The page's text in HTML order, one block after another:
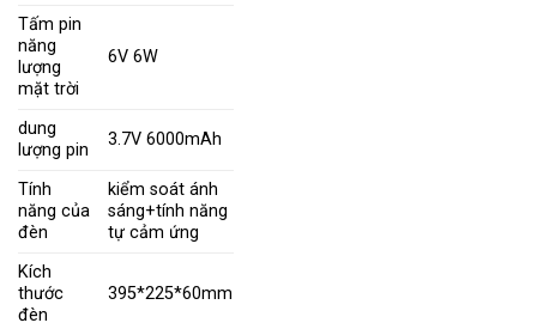
Tấm pin
năng
lượng
mặt trời
6V 6W
dung
lượng pin
3.7V 6000mAh
Tính
năng của
đèn
kiểm soát ánh
sáng+tính năng
tự cảm ứng
Kích
thước
đèn
395*225*60mm